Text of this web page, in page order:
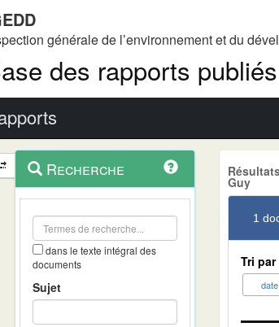
générale de l’environnement et du
des rapports publiés
Navigation
et
outils
contextuel
Recherche
dans le texte intégral des
documents
Sujet
Guy
1
Tri par